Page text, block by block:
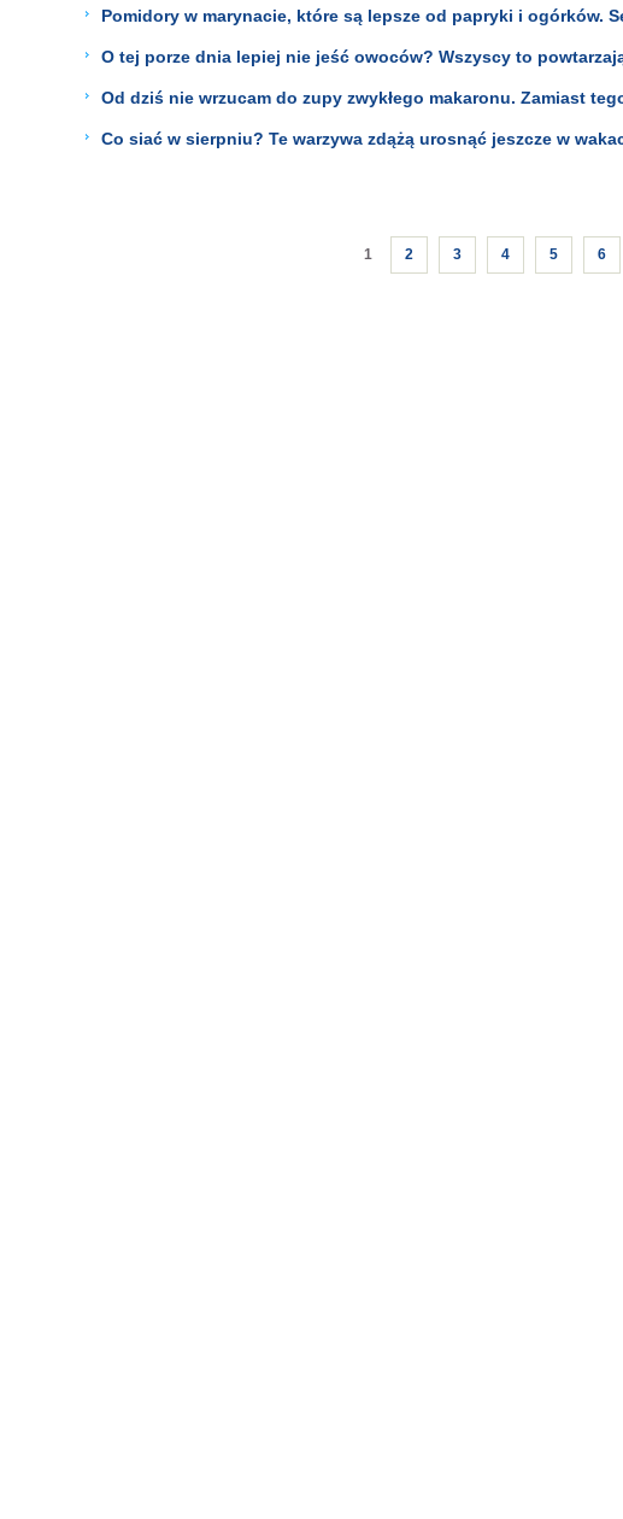
Pomidory w marynacie, które są lepsze od papryki i ogórków.
O tej porze dnia lepiej nie jeść owoców? Wszyscy to
Od dziś nie wrzucam do zupy zwykłego makaronu. Zamiast
Co siać w sierpniu? Te warzywa zdążą urosnąć jeszcze w
1 2 3 4 5 6